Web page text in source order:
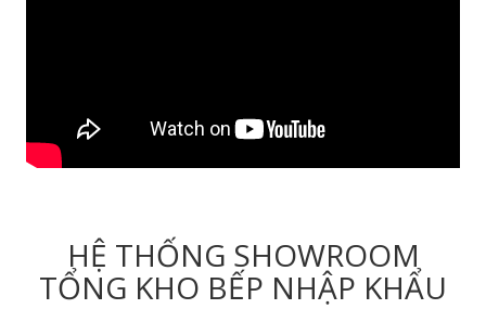
HỆ THỐNG SHOWROOM
TỔNG KHO BẾP NHẬP KHẨU